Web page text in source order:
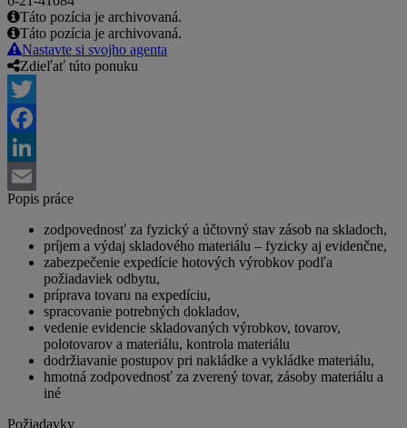
Táto pozícia je archivovaná.
Táto pozícia je archivovaná.
Nastavte si svojho agenta
Zdieľať túto ponuku
Twitter
Facebook
LinkedIn
Email
Popis práce
zodpovednosť za fyzický a účtovný stav zásob na skladoch,
príjem a výdaj skladového materiálu – fyzicky aj evidenčne,
zabezpečenie expedície hotových výrobkov podľa
požiadaviek odbytu,
príprava tovaru na expedíciu,
spracovanie potrebných dokladov,
vedenie evidencie skladovaných výrobkov, tovarov,
polotovarov a materiálu, kontrola materiálu
dodržiavanie postupov pri nakládke a vykládke materiálu,
hmotná zodpovednosť za zverený tovar, zásoby materiálu a
iné
Požiadavky